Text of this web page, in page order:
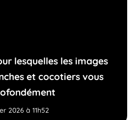
lesquelles les images
et cocotiers vous
2026 à 11h52